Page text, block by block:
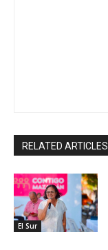
RELATED ARTICLES
El Sur